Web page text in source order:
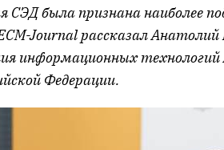
СЭД была признана наиболее
Journal рассказал
информационных
Федерации.